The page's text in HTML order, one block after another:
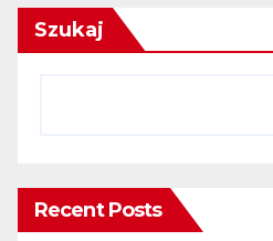
Szukaj
Recent Posts